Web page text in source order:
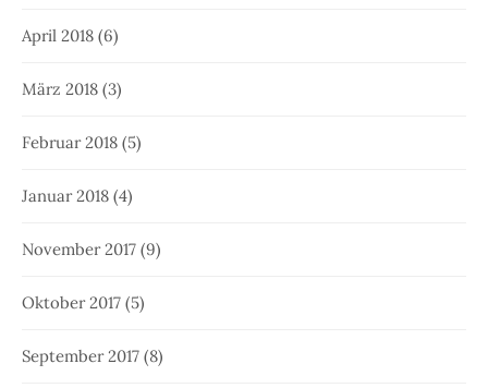
April 2018 (6)
März 2018 (3)
Februar 2018 (5)
Januar 2018 (4)
November 2017 (9)
Oktober 2017 (5)
September 2017 (8)